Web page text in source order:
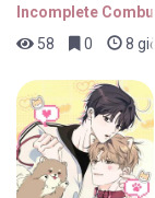
Incomplete
58
0 8